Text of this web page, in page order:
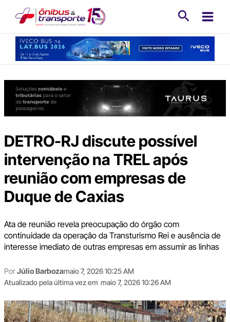
conteúdo
DETRO-RJ discute possível
intervenção na TREL após
reunião com empresas de
Duque de Caxias
Ata de reunião revela preocupação do órgão com
continuidade da operação da Transturismo Rei e ausência de
interesse imediato de outras empresas em assumir as linhas
PorJúlio Barbozamaio 7, 2026 10:25 AM
Atualizado pela última vez em maio 7, 2026 10:26 AM